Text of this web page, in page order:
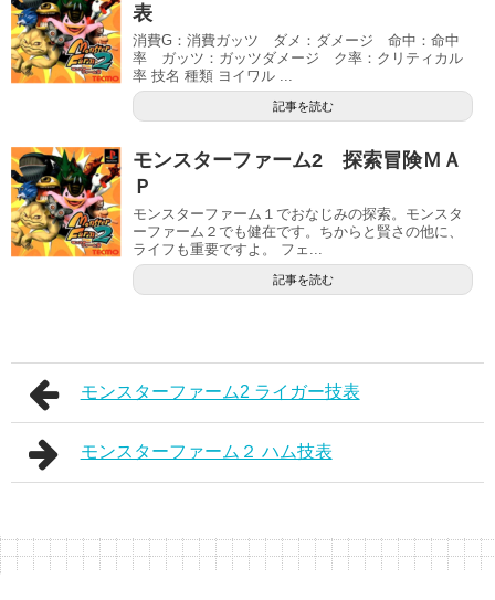
表
消費G：消費ガッツ ダメ：ダメージ 命中：命中
率 ガッツ：ガッツダメージ ク率：クリティカル
率 技名 種類 ヨイワル ...
記事を読む
モンスターファーム2 探索冒険ＭＡ
Ｐ
モンスターファーム１でおなじみの探索。モンスタ
ーファーム２でも健在です。ちからと賢さの他に、
ライフも重要ですよ。 フェ...
記事を読む
モンスターファーム2 ライガー技表
モンスターファーム２ ハム技表